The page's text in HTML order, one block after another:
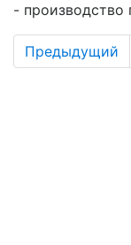
- производство
Предыдущий